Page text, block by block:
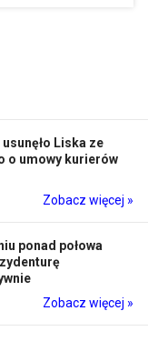
Liska ze
o umowy kurierów
Zobacz więcej »
ponad połowa
Zobacz więcej »